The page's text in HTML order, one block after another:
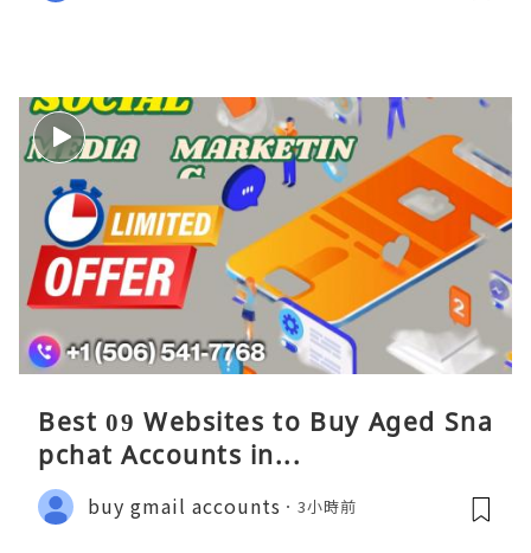
Best 09 Websites to Buy Aged Sna
pchat Accounts in...
buy gmail accounts 3小時前